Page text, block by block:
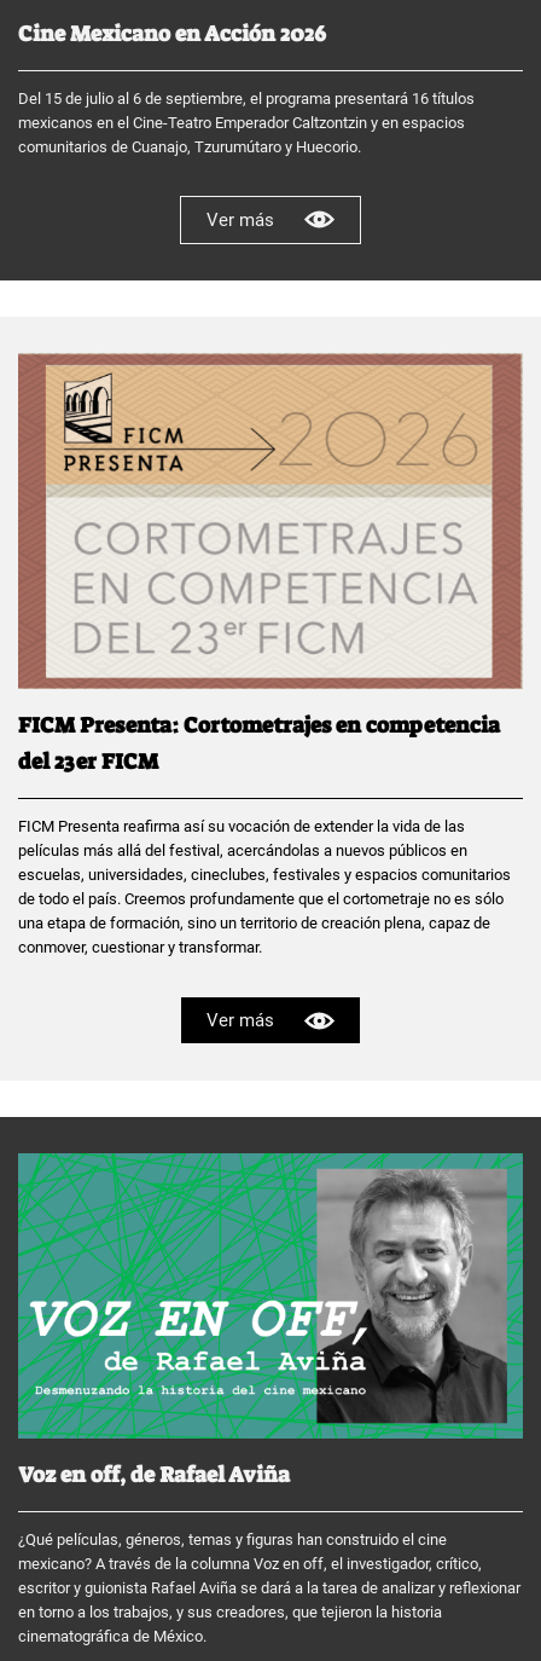
Cine Mexicano en Acción 2026
Del 15 de julio al 6 de septiembre, el programa presentará 16 títulos
mexicanos en el Cine-Teatro Emperador Caltzontzin y en espacios
comunitarios de Cuanajo, Tzurumútaro y Huecorio.
Ver más
FICM Presenta: Cortometrajes en competencia
del 23er FICM
FICM Presenta reafirma así su vocación de extender la vida de las
películas más allá del festival, acercándolas a nuevos públicos en
escuelas, universidades, cineclubes, festivales y espacios comunitarios
de todo el país. Creemos profundamente que el cortometraje no es sólo
una etapa de formación, sino un territorio de creación plena, capaz de
conmover, cuestionar y transformar.
Ver más
Voz en off, de Rafael Aviña
¿Qué películas, géneros, temas y figuras han construido el cine
mexicano? A través de la columna Voz en off, el investigador, crítico,
escritor y guionista Rafael Aviña se dará a la tarea de analizar y reflexionar
en torno a los trabajos, y sus creadores, que tejieron la historia
cinematográfica de México.